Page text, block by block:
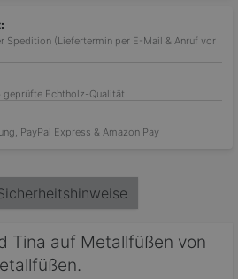
Spedition (Liefertermin per E-Mail & Anruf vor
geprüfte Echtholz-Qualität
PayPal Express & Amazon Pay
Tina auf Metallfüßen von